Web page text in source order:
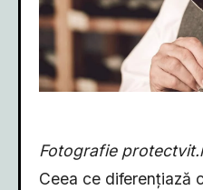
Fotografie
Ceea ce diferențiază